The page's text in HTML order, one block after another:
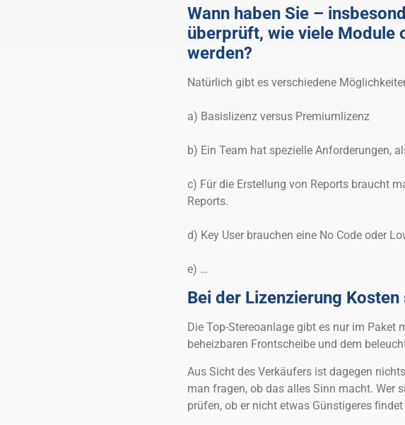
Wann haben Sie –
überprüft, wie viele Module
werden?
Natürlich gibt es verschiedene
a) Basislizenz versus Premiumlizenz
b) Ein Team hat spezielle Anforderungen,
c) Für die Erstellung von Reports braucht
Reports.
d) Key User brauchen eine No Code oder
e) …
Bei der Lizenzierung
Die Top-Stereoanlage gibt es nur im Paket
beheizbaren Frontscheibe und dem
Aus Sicht des Verkäufers ist dagegen
man fragen, ob das alles Sinn macht. Wer
prüfen, ob er nicht etwas Günstigeres